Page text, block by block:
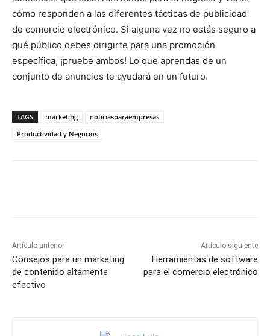
cómo responden a las diferentes tácticas de publicidad
de comercio electrónico. Si alguna vez no estás seguro a
qué público debes dirigirte para una promoción
específica, ¡pruebe ambos! Lo que aprendas de un
conjunto de anuncios te ayudará en un futuro.
TAGS marketing
noticiasparaempresas
Productividad y Negocios
Artículo anterior
Consejos para un marketing
de contenido altamente
efectivo
Artículo siguiente
Herramientas de software
para el comercio electrónico